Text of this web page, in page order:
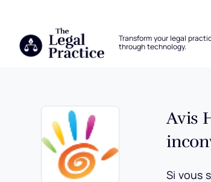
Transform your legal
through technology.
Avis
Si vous